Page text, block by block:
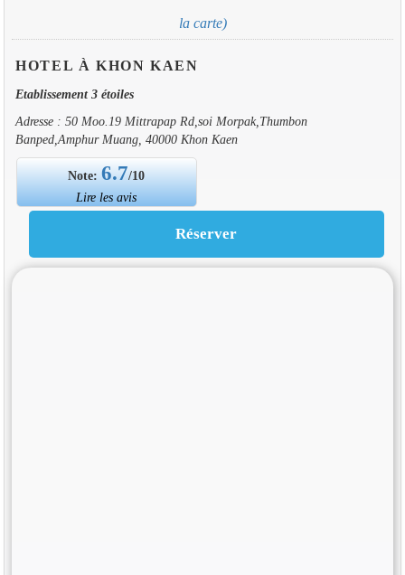
la carte)
HOTEL À KHON KAEN
Etablissement 3 étoiles
Adresse : 50 Moo.19 Mittrapap Rd,soi Morpak,Thumbon
Banped,Amphur Muang, 40000 Khon Kaen
Note:6.7/10
Lire les avis